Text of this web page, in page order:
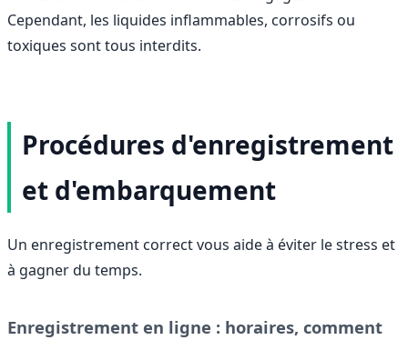
Cependant, les liquides inflammables, corrosifs ou
toxiques sont tous interdits.
Procédures d'enregistrement
et d'embarquement
Un enregistrement correct vous aide à éviter le stress et
à gagner du temps.
Enregistrement en ligne : horaires, comment